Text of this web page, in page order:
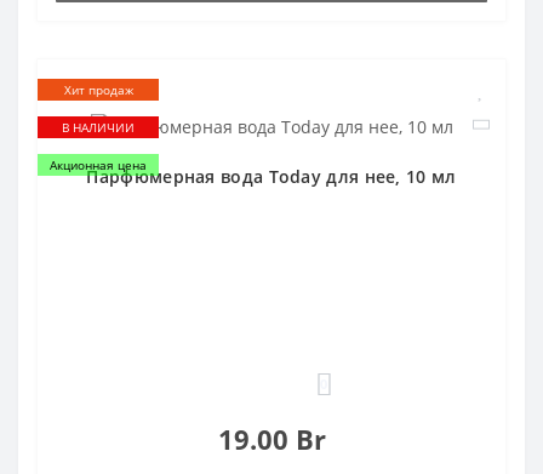
Хит продаж
В НАЛИЧИИ
Акционная цена
Парфюмерная вода Today для нее, 10 мл
19.00 Br